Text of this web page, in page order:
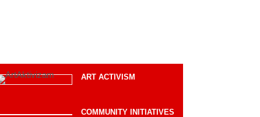
ART ACTIVISM
COMMUNITY INITIATIVES